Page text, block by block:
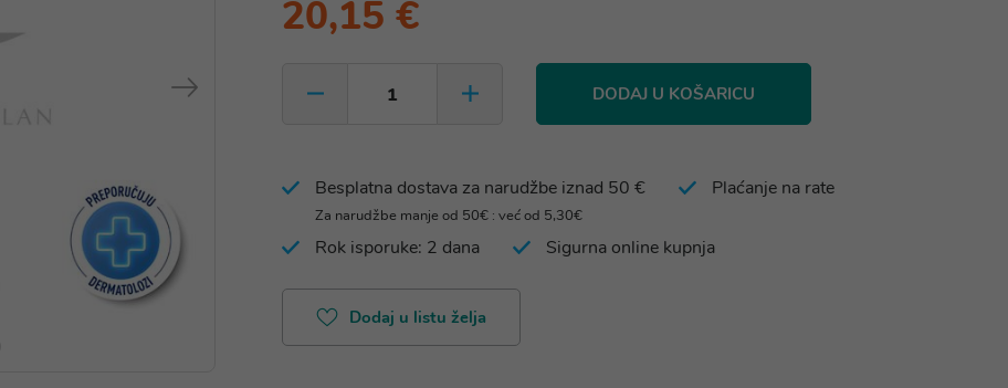
20,15 €
DODAJ U KOŠARICU
Besplatna dostava za narudžbe iznad 50 €
Za narudžbe manje od 50€ : već od 5,30€
Plaćanje na rate
Rok isporuke: 2 dana Sigurna online kupnja
Dodaj u listu želja